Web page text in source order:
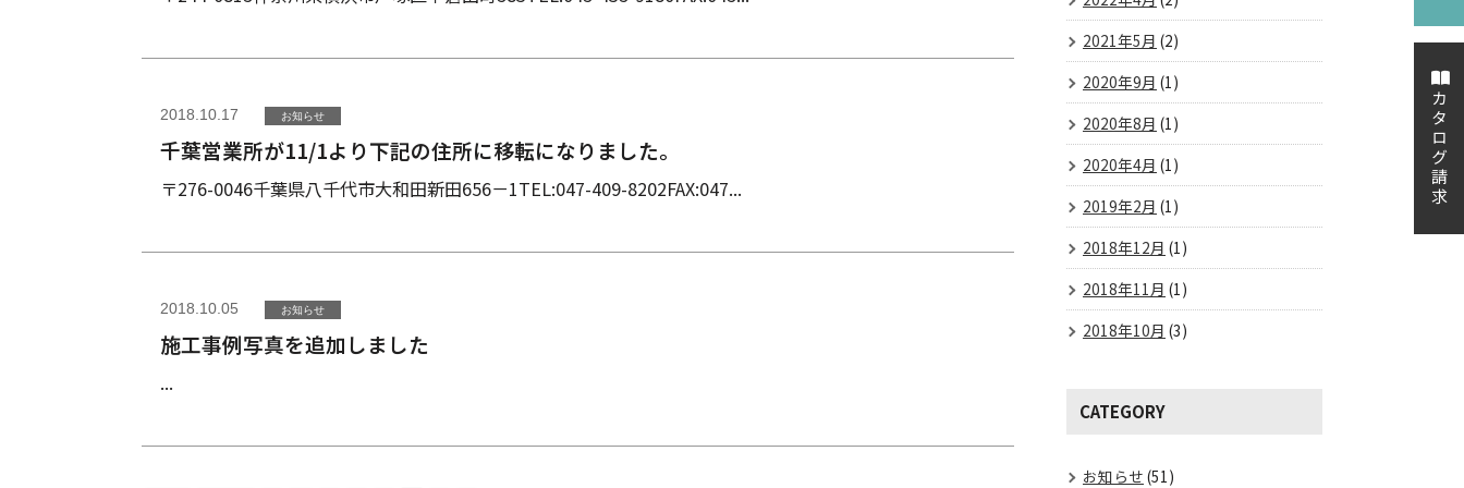
カタログ請求
2018.10.17 お知らせ
千葉営業所が11/1より下記の住所に移転になりました。
〒276-0046千葉県八千代市大和田新田656－1TEL:047-409-8202FAX:047...
2018.10.05 お知らせ
施工事例写真を追加しました
...
2021年5月 (2)
2020年9月 (1)
2020年8月 (1)
2020年4月 (1)
2019年2月 (1)
2018年12月 (1)
2018年11月 (1)
2018年10月 (3)
CATEGORY
お知らせ (51)